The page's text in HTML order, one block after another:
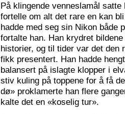
På klingende venneslamål
fortelle om alt det rare en kan
hadde med seg sin Nikon både
fortalte han. Han krydret
historier, og til tider var det den
fikk presentert. Han hadde
balansert på islagte klopper i
stiv kuling på toppene for å få
dø» proklamerte han flere
kalte det en «koselig tur».